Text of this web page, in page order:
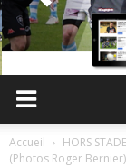
Accueil
HORS
(Photos Roger Bernier)